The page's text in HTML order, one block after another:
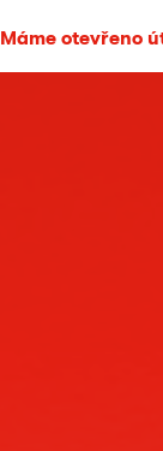
Máme otevřeno